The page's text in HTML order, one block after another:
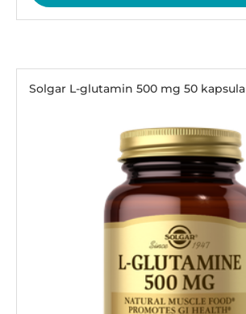
Solgar L-glutamin 500 mg 50 kapsula